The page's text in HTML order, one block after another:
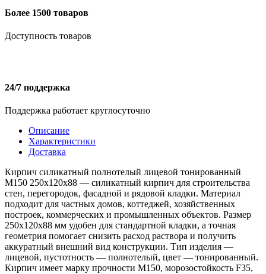
Более 1500 товаров
Доступность товаров
24/7 поддержка
Поддержка работает круглосуточно
Описание
Характеристики
Доставка
Кирпич силикатный полнотелый лицевой тонированный
M150 250х120х88 — силикатный кирпич для строительства
стен, перегородок, фасадной и рядовой кладки. Материал
подходит для частных домов, коттеджей, хозяйственных
построек, коммерческих и промышленных объектов. Размер
250х120х88 мм удобен для стандартной кладки, а точная
геометрия помогает снизить расход раствора и получить
аккуратный внешний вид конструкции. Тип изделия —
лицевой, пустотность — полнотелый, цвет — тонированный.
Кирпич имеет марку прочности M150, морозостойкость F35,